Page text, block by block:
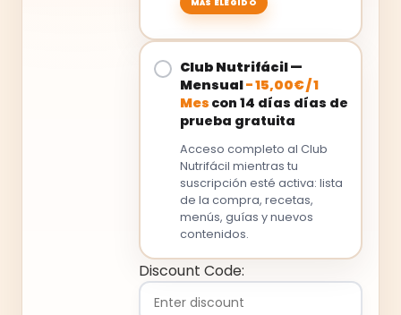
Club Nutrifácil —
Mensual-15,00€/1
Mes con 14 días días de
prueba gratuita
Acceso completo al Club
Nutrifácil mientras tu
suscripción esté activa: lista
de la compra, recetas,
menús, guías y nuevos
contenidos.
Discount Code: